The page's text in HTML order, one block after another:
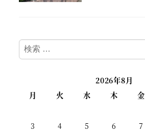
検
索
2026年8月
月
火 水 木 金
3
4 5 6 7